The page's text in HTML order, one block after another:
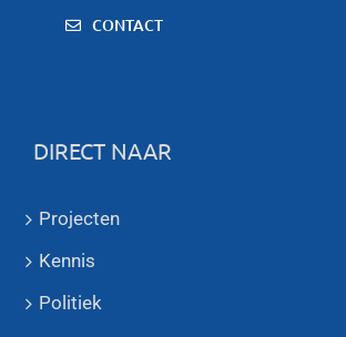
CONTACT
DIRECT NAAR
Projecten
Kennis
Politiek